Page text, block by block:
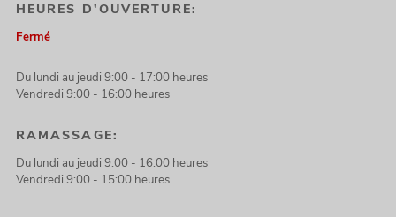
HEURES D'OUVERTURE:
Fermé
Du lundi au jeudi 9:00 - 17:00 heures
Vendredi 9:00 - 16:00 heures
RAMASSAGE:
Du lundi au jeudi 9:00 - 16:00 heures
Vendredi 9:00 - 15:00 heures